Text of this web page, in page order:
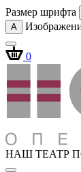
Размер шрифта
A
0
НАШ ТЕАТР